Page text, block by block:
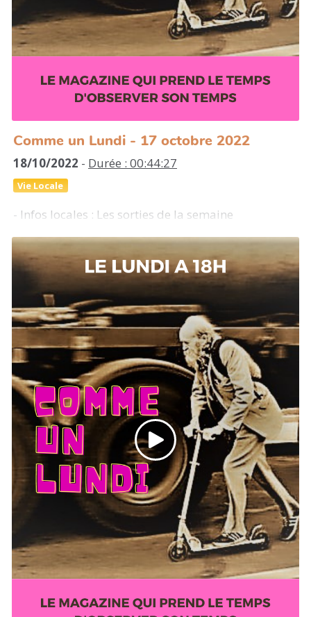
saisons d’été, d’hiver, les voyages, souvenirs de
jeunesse et la décision de changer de vie dans ce
milieu radicalement aux antipodes des hautes
Comme un Lundi - 17 octobre 2022
18/10/2022 - Durée : 00:44:27
Vie Locale
- Infos locales : Les sorties de la semaine
océan
- Chronique du cancre : Education et luttes sociales
au Chiapas 1
- La revue de presse qui ne dépense pas trop
d'énergie
- Découverte musicale : Disparition du musicien et
producteur Verckys
- Carte blanche : Hommage aux travailleur.ses en
grève, lecture du poème "Le paysage changeur" de
Jacques Prévert
...et du bon son!